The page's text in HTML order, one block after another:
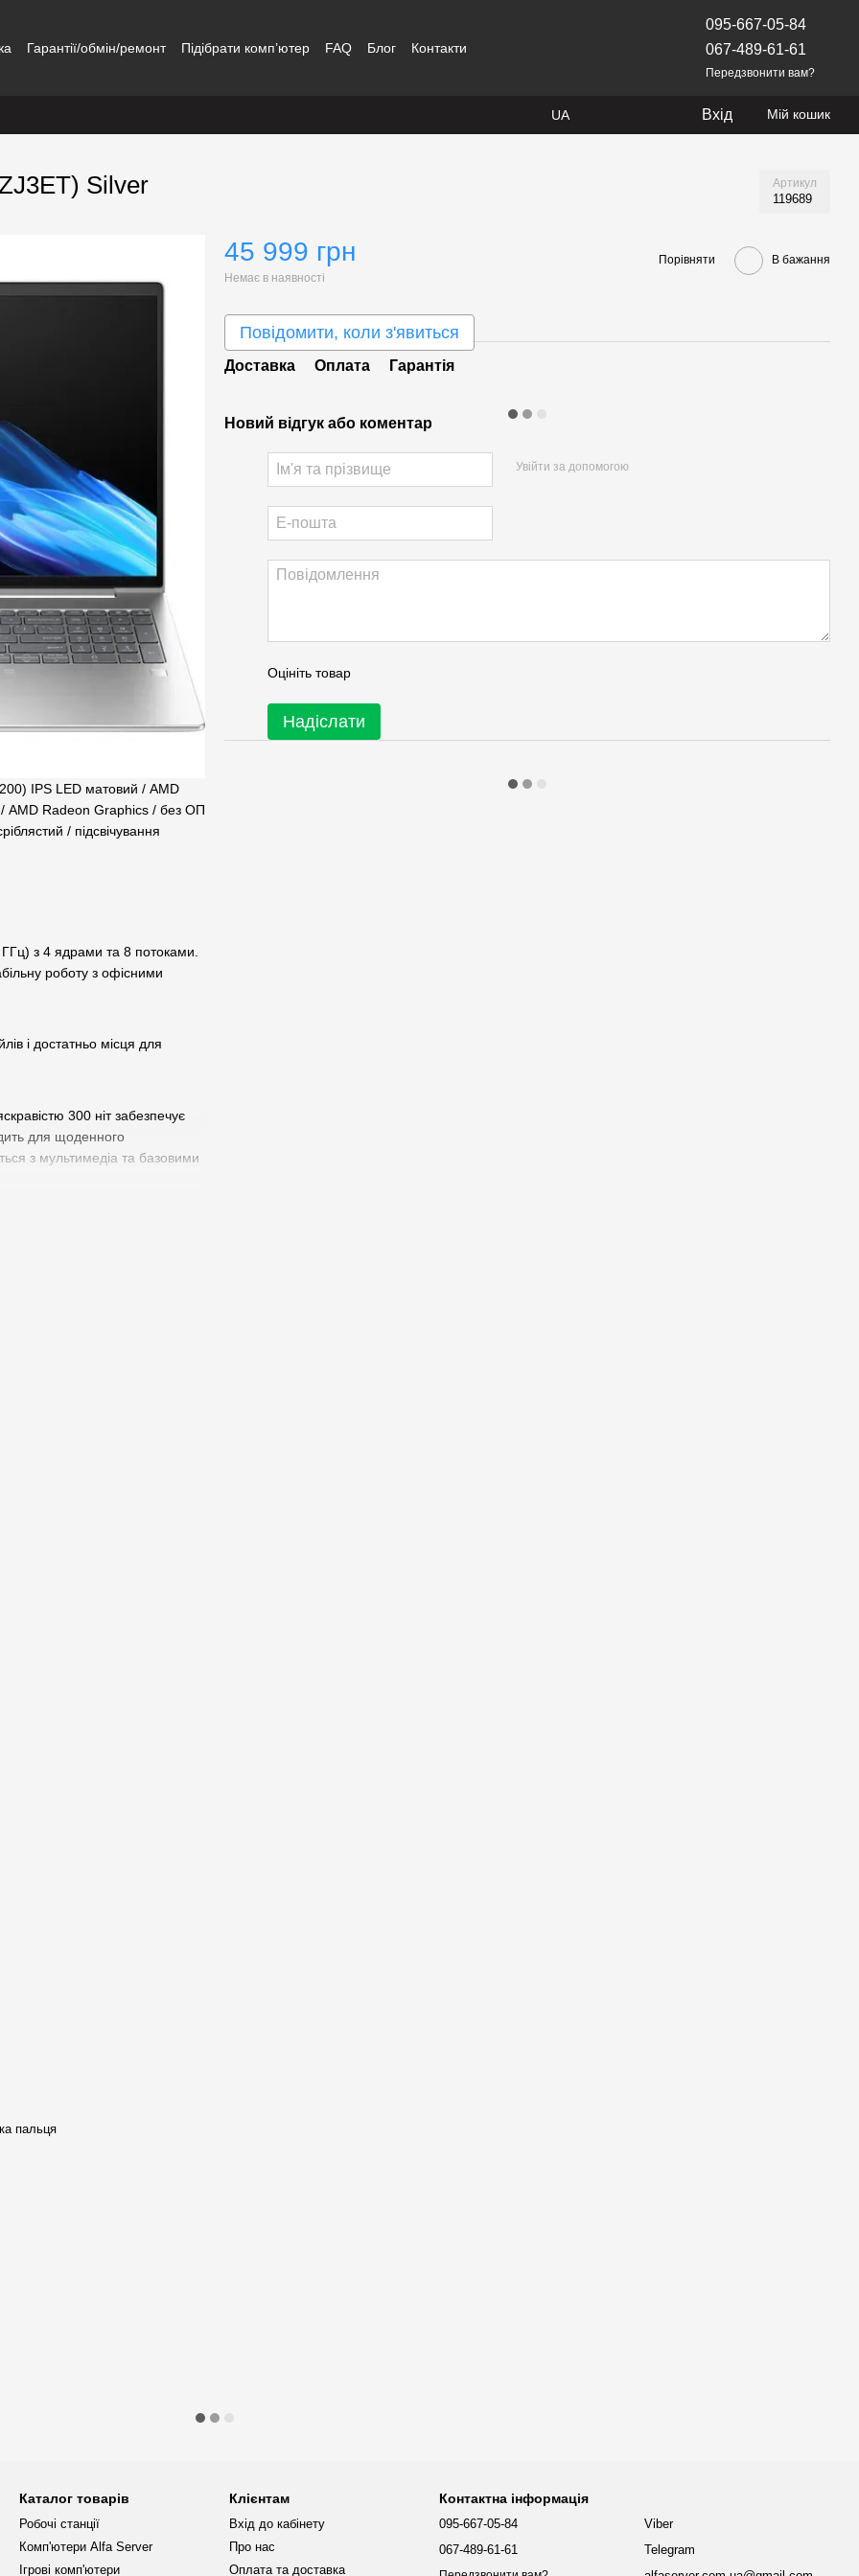
Гарантії/обмін/ремонт Підібрати комп’ютер FAQ Блог Контакти
095-667-05-84
067-489-61-61
Передзвонити вам?
UA Вхід Мій кошик
Silver Артикул
119689
IPS LED матовий / AMD
AMD Radeon Graphics / без ОП
/ підсвічування
з 4 ядрами та 8 потоками.
роботу з офісними
і достатньо місця для
300 ніт забезпечує
для щоденного
з мультимедіа та базовими
роботі.
у поїздках. Wi-Fi 7 і
включають USB Type-C, USB
пальця
45 999 грн
Немає в наявності
Порівняти В бажання
Повідомити, коли з'явиться
Доставка Оплата Гарантія
Новий відгук або коментар
Увійти за допомогою
Оцініть товар
Надіслати
Каталог товарів
Робочі станції
Комп'ютери Alfa Server
Ігрові комп'ютери
Клієнтам
Вхід до кабінету
Про нас
Оплата та доставка
Контактна інформація
095-667-05-84
067-489-61-61
Viber
Telegram